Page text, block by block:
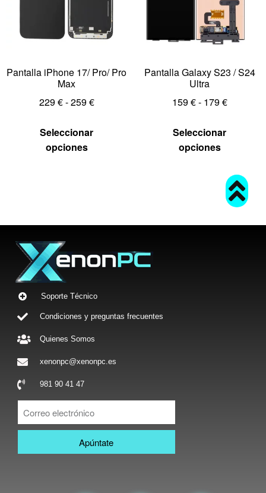
Pantalla iPhone 17/ Pro/ Pro
Max
229€-259€
Seleccionar
opciones
Pantalla Galaxy S23 / S24
Ultra
159€- 179€
Seleccionar
opciones
Soporte Técnico
Condiciones y preguntas frecuentes
Quienes Somos
xenonpc@xenonpc.es
981 90 41 47
Apúntate